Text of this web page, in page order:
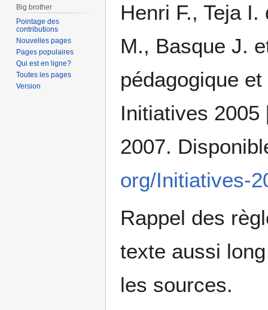
Henri F., Teja
M., Basque J.
pédagogique
Initiatives
2007.
org/Initiatives-
Rappel des
texte aussi
les sources.
Big brother
Pointage des
contributions
Nouvelles pages
Pages populaires
Qui est en ligne?
Toutes les pages
Version